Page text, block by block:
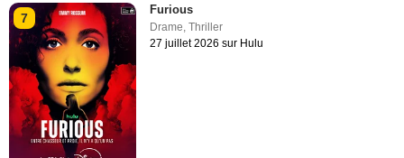
7
Furious
Drame,Thriller
27 juillet 2026 sur Hulu